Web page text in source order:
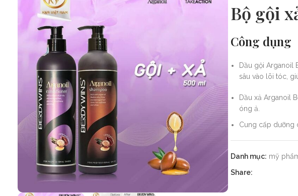
Bộ gội
Công dụng
Dầu gội Arganoil
sâu vào lõi tóc,
Dầu xả Arganoil
óng ả.
Cung cấp dưỡng
Danh mục: mỹ
Share: